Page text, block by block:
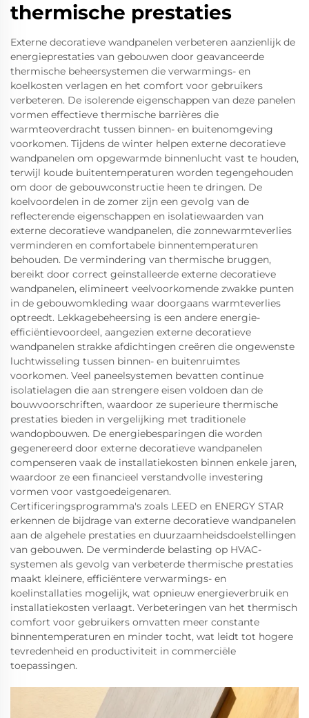
thermische prestaties
Externe decoratieve wandpanelen verbeteren aanzienlijk de
energieprestaties van gebouwen door geavanceerde
thermische beheersystemen die verwarmings- en
koelkosten verlagen en het comfort voor gebruikers
verbeteren. De isolerende eigenschappen van deze panelen
vormen effectieve thermische barrières die
warmteoverdracht tussen binnen- en buitenomgeving
voorkomen. Tijdens de winter helpen externe decoratieve
wandpanelen om opgewarmde binnenlucht vast te houden,
terwijl koude buitentemperaturen worden tegengehouden
om door de gebouwconstructie heen te dringen. De
koelvoordelen in de zomer zijn een gevolg van de
reflecterende eigenschappen en isolatiewaarden van
externe decoratieve wandpanelen, die zonnewarmteverlies
verminderen en comfortabele binnentemperaturen
behouden. De vermindering van thermische bruggen,
bereikt door correct geïnstalleerde externe decoratieve
wandpanelen, elimineert veelvoorkomende zwakke punten
in de gebouwomkleding waar doorgaans warmteverlies
optreedt. Lekkagebeheersing is een andere energie-
efficiëntievoordeel, aangezien externe decoratieve
wandpanelen strakke afdichtingen creëren die ongewenste
luchtwisseling tussen binnen- en buitenruimtes
voorkomen. Veel paneelsystemen bevatten continue
isolatielagen die aan strengere eisen voldoen dan de
bouwvoorschriften, waardoor ze superieure thermische
prestaties bieden in vergelijking met traditionele
wandopbouwen. De energiebesparingen die worden
gegenereerd door externe decoratieve wandpanelen
compenseren vaak de installatiekosten binnen enkele jaren,
waardoor ze een financieel verstandvolle investering
vormen voor vastgoedeigenaren.
Certificeringsprogramma's zoals LEED en ENERGY STAR
erkennen de bijdrage van externe decoratieve wandpanelen
aan de algehele prestaties en duurzaamheidsdoelstellingen
van gebouwen. De verminderde belasting op HVAC-
systemen als gevolg van verbeterde thermische prestaties
maakt kleinere, efficiëntere verwarmings- en
koelinstallaties mogelijk, wat opnieuw energieverbruik en
installatiekosten verlaagt. Verbeteringen van het thermisch
comfort voor gebruikers omvatten meer constante
binnentemperaturen en minder tocht, wat leidt tot hogere
tevredenheid en productiviteit in commerciële
toepassingen.